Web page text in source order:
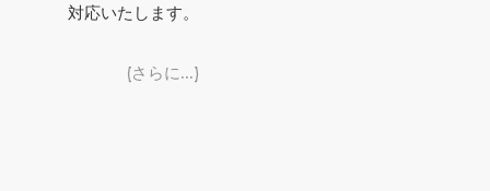
対応いたします。
(さらに…)